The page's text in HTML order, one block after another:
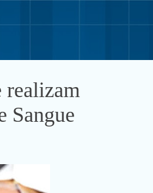
realizam
Sangue